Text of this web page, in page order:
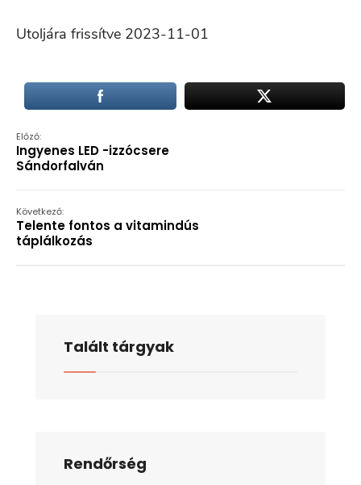
Utoljára frissítve 2023-11-01
Előző:
Ingyenes LED -izzócsere
Sándorfalván
Következő:
Telente fontos a vitamindús
táplálkozás
Talált tárgyak
Rendőrség